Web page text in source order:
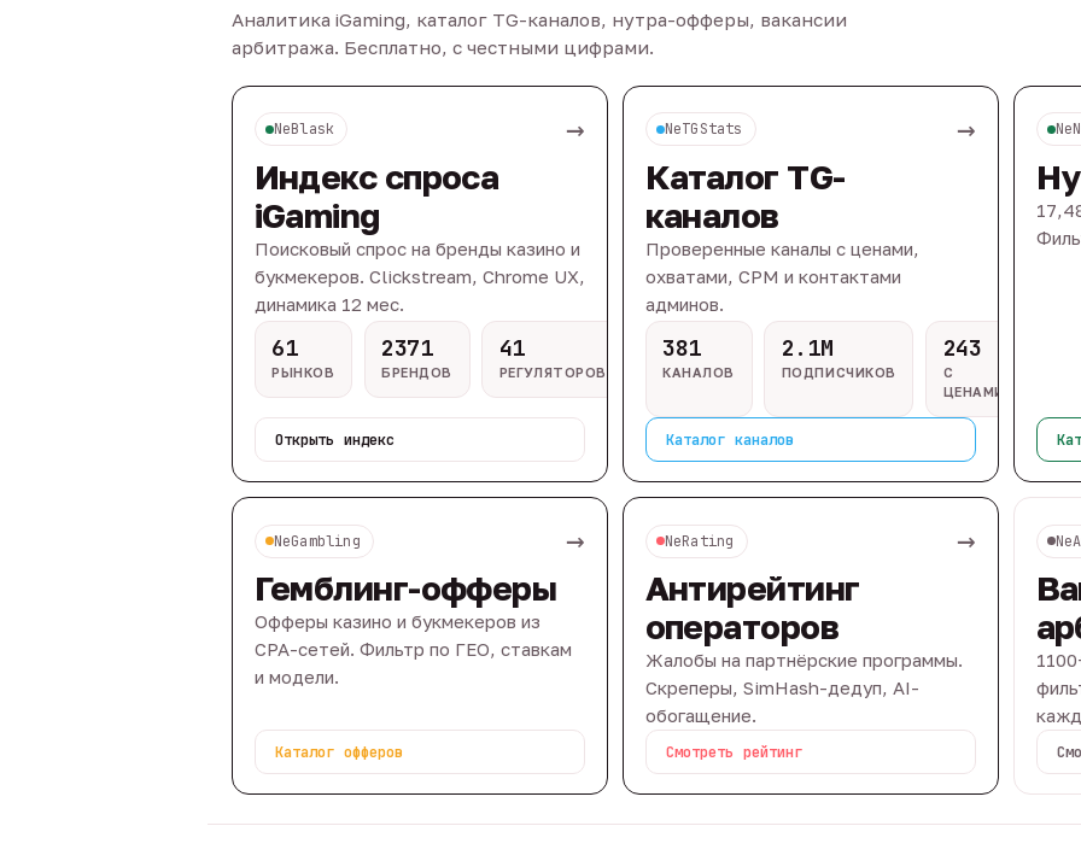
Аналитика iGaming, каталог TG-каналов, нутра-офферы, вакансии
арбитража. Бесплатно, с честными цифрами.
NeBlask →
Индекс спроса
iGaming
Поисковый спрос на бренды казино и
букмекеров. Clickstream, Chrome UX,
динамика 12 мес.
61
РЫНКОВ
2371
БРЕНДОВ
41
РЕГУЛЯТОРОВ
Открыть индекс
NeTGStats →
Каталог TG-
каналов
Проверенные каналы с ценами,
охватами, CPM и контактами
админов.
381
КАНАЛОВ
2.1M
ПОДПИСЧИКОВ
243
С
ЦЕНАМИ
Каталог каналов
NeGambling →
Гемблинг-офферы
Офферы казино и букмекеров из
CPA-сетей. Фильтр по ГЕО, ставкам
и модели.
Каталог офферов
NeRating →
Антирейтинг
операторов
Жалобы на партнёрские программы.
Скреперы, SimHash-дедуп, AI-
обогащение.
Смотреть рейтинг